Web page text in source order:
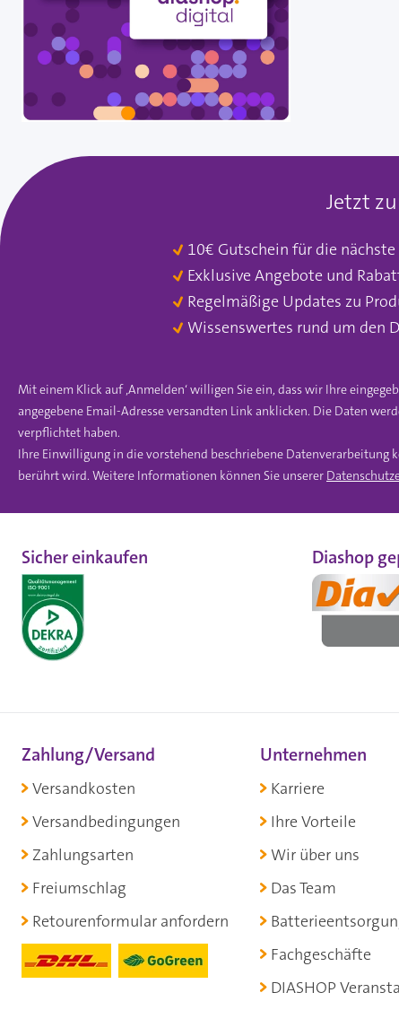
Jetzt
10€ Gutschein für die
Exklusive Angebote und
Regelmäßige Updates zu
Wissenswertes rund um den
Mit einem Klick auf ‚Anmelden‘ willigen Sie ein, dass wir Ihre
angegebene Email-Adresse versandten Link anklicken. Die Daten
verpflichtet haben.
Ihre Einwilligung in die vorstehend beschriebene
berührt wird. Weitere Informationen können Sie unserer
Sicher einkaufen Diashop
Zahlung/Versand
Versandkosten
Versandbedingungen
Zahlungsarten
Freiumschlag
Retourenformular anfordern
Unternehmen
Karriere
Ihre Vorteile
Wir über uns
Das Team
Fachgeschäfte
DIASHOP